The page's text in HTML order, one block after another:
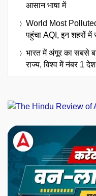
आसान भाषा में
World Most
पहुंचा AQI, इन शहरों
भारत में अंगूर का सबसे
राज्य, विश्व में नंबर 1